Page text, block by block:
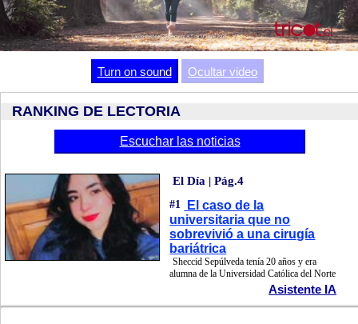
Turn on sound Ocultar video
RANKING DE LECTORIA
Escuchar las noticias
El Día | Pág.4
#1
El caso de la
universitaria que no
sobrevivió a una cirugía
bariátrica
Sheccid Sepúlveda tenía 20 años y era
alumna de la Universidad Católica del Norte
Asistente IA